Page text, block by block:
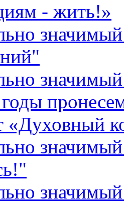
- жить!»
значимый
годы
«Духовный